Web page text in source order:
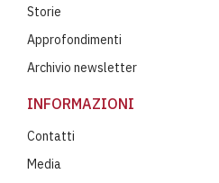
Storie
Approfondimenti
Archivio newsletter
INFORMAZIONI
Contatti
Media